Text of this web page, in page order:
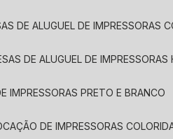
DE ALUGUEL DE IMPRESSORAS
DE ALUGUEL DE IMPRESSORAS
IMPRESSORAS PRETO E BRANCO
DE IMPRESSORAS